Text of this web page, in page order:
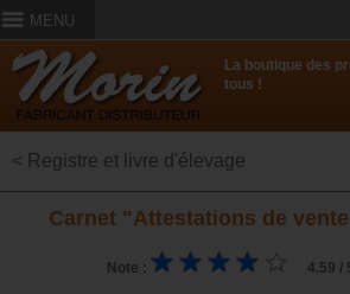
MENU
La boutique des
tous !
< Registre et livre d'élevage
Carnet "Attestations de
Note : 4.59 /